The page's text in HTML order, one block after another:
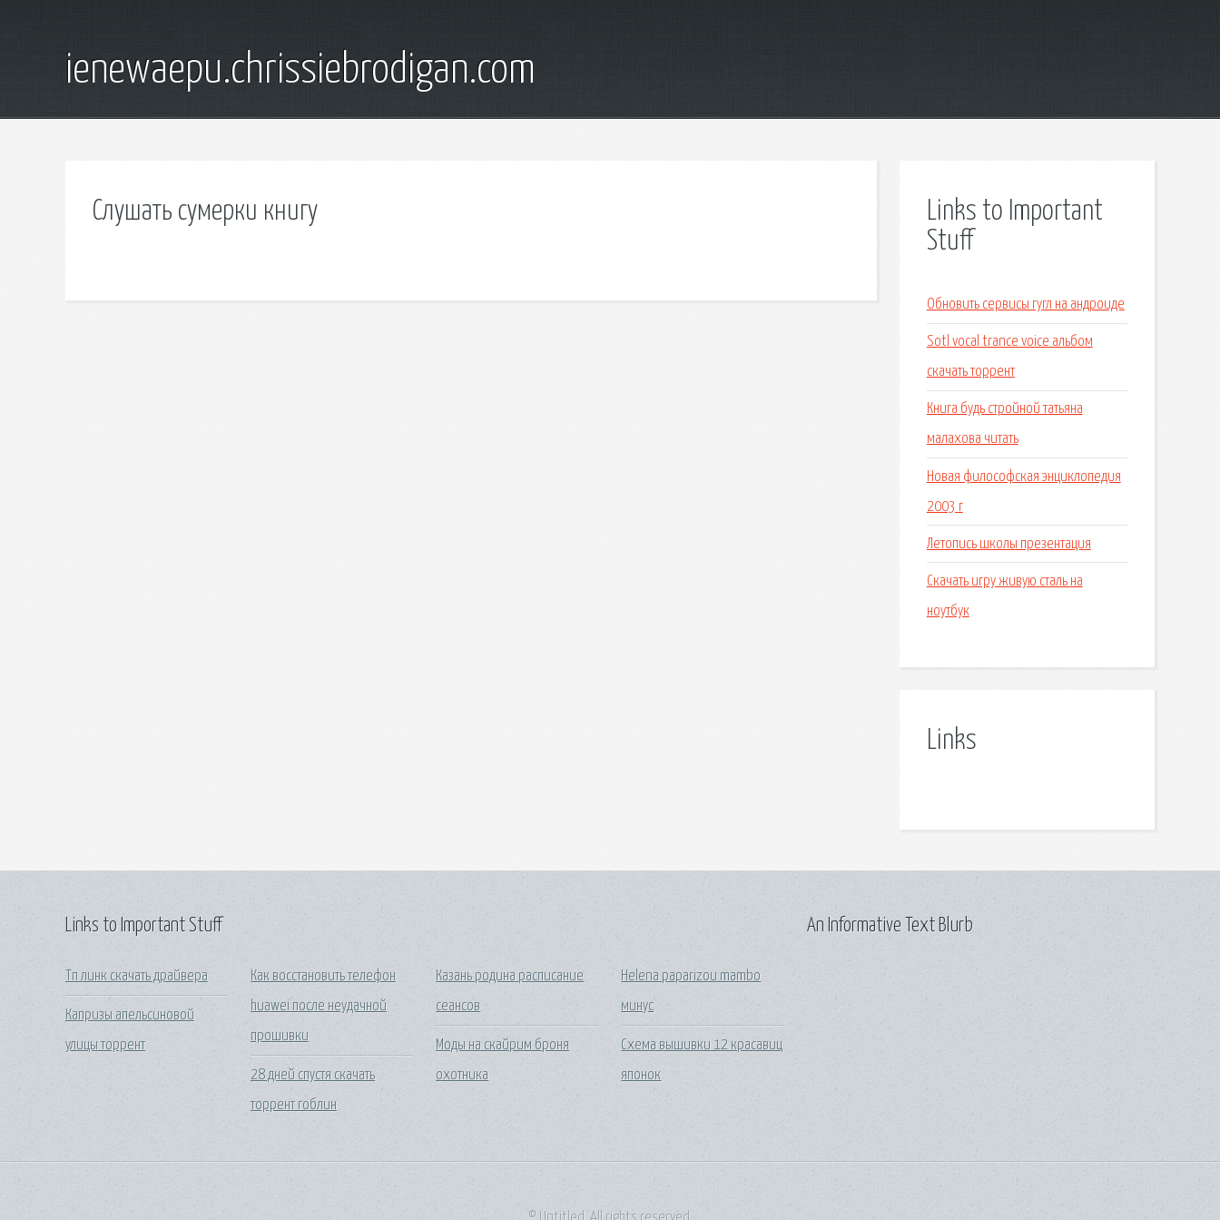
ienewaepu.chrissiebrodigan.com
Слушать сумерки книгу
Links to Important
Stuff
Обновить сервисы гугл на андроиде
Sotl vocal trance voice альбом
скачать торрент
Книга будь стройной татьяна
малахова читать
Новая философская энциклопедия
2003 г
Летопись школы презентация
Скачать игру живую сталь на
ноутбук
Links
Links to Important Stuff
Тп линк скачать драйвера
Капризы апельсиновой
улицы торрент
Как восстановить телефон
huawei после неудачной
прошивки
28 дней спустя скачать
торрент гоблин
Казань родина расписание
сеансов
Моды на скайрим броня
охотника
Helena paparizou mambo
минус
Схема вышивки 12 красавиц
японок
An Informative Text Blurb